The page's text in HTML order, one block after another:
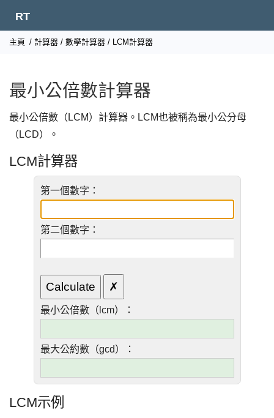
RT
主頁 / 計算器 / 數學計算器 / LCM計算器
最小公倍數計算器
最小公倍數（LCM）計算器。LCM也被稱為最小公分母
（LCD）。
LCM計算器
第一個數字：
第二個數字：
最小公倍數（lcm）：
最大公約數（gcd）：
LCM示例